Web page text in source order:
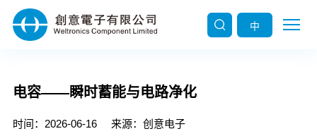
中
电容——瞬时蓄能与电路净化
时间：2026-06-16 来源：创意电子